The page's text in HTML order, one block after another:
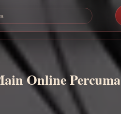
Online Percuma